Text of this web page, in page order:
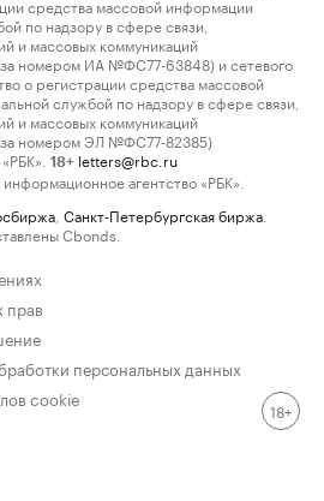
средства массовой информации
по надзору в сфере связи,
и массовых коммуникаций
номером ИА №ФС77-63848) и сетевого
о регистрации средства массовой
службой по надзору в сфере связи,
и массовых коммуникаций
за номером ЭЛ №ФС77-82385)
18+ letters@rbc.ru
агентство «РБК».
Санкт-Петербургская биржа
Cbonds.
прав
персональных данных
cookie
18+